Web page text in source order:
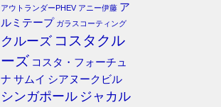
アウトランダーPHEV アニー伊藤 ア
ルミテープ ガラスコーティング
クルーズ コスタクル
ーズ コスタ・フォーチュ
ナ サムイ シアヌークビル
シンガポール ジャカル